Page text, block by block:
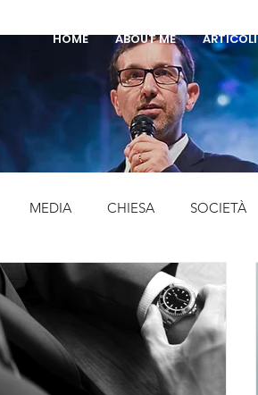
HOME ABOUT ME ARTICOLI
MEDIA CHIESA SOCIETÀ
LIBRI MUSICA STORIA
PENTECOSTALI CURIOSITA'